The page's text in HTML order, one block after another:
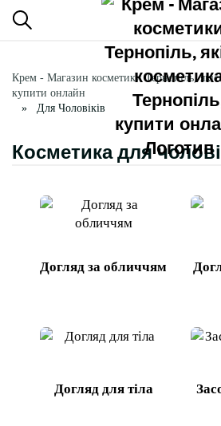
Крем - Магазин косметики Тернопіль,
купити онлайн
Для Чоловіків
Косметика для
Догляд за обличчям
Догляд для тіла